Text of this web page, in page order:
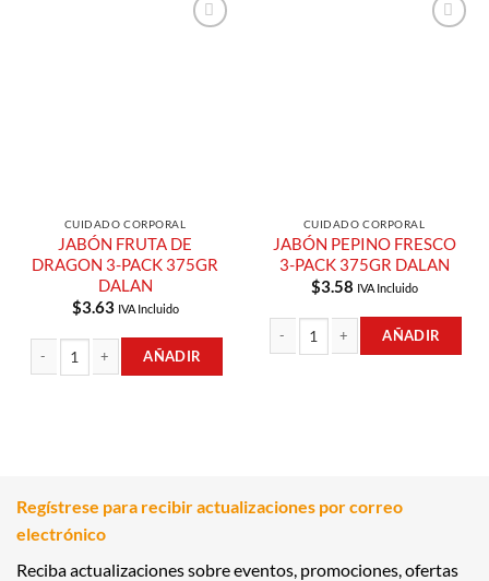
CUIDADO CORPORAL
JABÓN FRUTA DE
DRAGON 3-PACK 375GR
DALAN
$3.63 IVA Incluido
AÑADIR
CUIDADO CORPORAL
JABÓN PEPINO FRESCO
3-PACK 375GR DALAN
$3.58 IVA Incluido
AÑADIR
Regístrese para recibir actualizaciones por correo
electrónico
Reciba actualizaciones sobre eventos, promociones, ofertas